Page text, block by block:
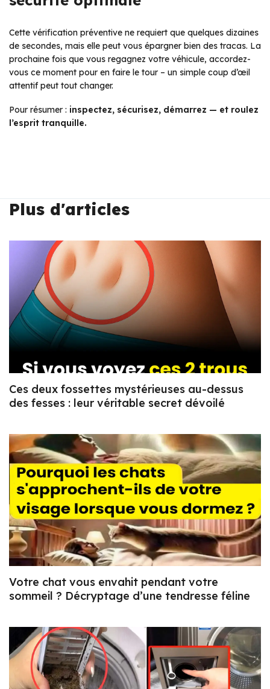
Cette vérification préventive ne requiert que quelques dizaines
de secondes, mais elle peut vous épargner bien des tracas. La
prochaine fois que vous regagnez votre véhicule, accordez-
vous ce moment pour en faire le tour – un simple coup d’œil
attentif peut tout changer.
Pour résumer : inspectez, sécurisez, démarrez — et roulez
l’esprit tranquille.
Plus d'articles
Ces deux fossettes mystérieuses au-dessus
des fesses : leur véritable secret dévoilé
Votre chat vous envahit pendant votre
sommeil ? Décryptage d’une tendresse féline